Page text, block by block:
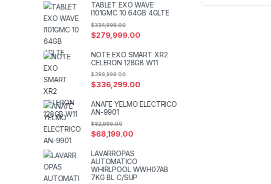
TABLET EXO WAVE
I101GMC 10 64GB 4GLTE
$279,999.00
$334,999.00
NOTE EXO SMART XR2
CELERON 128GB W11
$336,299.00
$399,999.00
ANAFE YELMO ELECTRICO
AN-9901
$68,199.00
$82,999.00
LAVARROPAS
AUTOMATICO
WHIRLPOOL WWH07AB
7KG BL C/SUP